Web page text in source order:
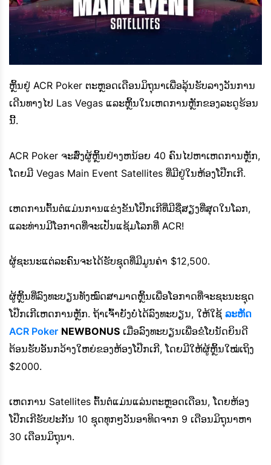
ຫຼິ້ນຢູ່ ACR Poker ຕະຫຼອດເດືອນມິຖຸນາເພື່ອລຸ້ນຮັບລາງວັນການ
ເດີນທາງໄປ Las Vegas ແລະຫຼິ້ນໃນເຫດການຫຼັກຂອງລະດູຮ້ອນ
ນີ້.
ACR Poker ຈະສົ່ງຜູ້ຫຼິ້ນຢ່າງຫນ້ອຍ 40 ຄົນໄປຫາເຫດການຫຼັກ,
ໂດຍມີ Vegas Main Event Satellites ທີ່ມີຢູ່ໃນຫ້ອງໂປ໊ກເກີ.
ເຫດການຕົ້ນຕໍແມ່ນການແຂ່ງຂັນໂປ໊ກເກີທີ່ມີຊື່ສຽງທີ່ສຸດໃນໂລກ,
ແລະທ່ານມີໂອກາດທີ່ຈະເປັນແຊ້ມໂລກທີ່ ACR!
ຜູ້ຊະນະແຕ່ລະຄົນຈະໄດ້ຮັບຊຸດທີ່ມີມູນຄ່າ $12,500.
ຜູ້ຫຼິ້ນທີ່ລົງທະບຽນທັງໝົດສາມາດຫຼິ້ນເພື່ອໂອກາດທີ່ຈະຊະນະຊຸດ
ໂປ໊ກເກີເຫດການຫຼັກ. ຖ້າເຈົ້າຍັງບໍ່ໄດ້ລົງທະບຽນ, ໃຫ້ໃຊ້ ລະຫັດ
ACR Poker NEWBONUS ເມື່ອລົງທະບຽນເພື່ອຂໍໂບນັດຍິນດີ
ຕ້ອນຮັບອັນກວ້າງໃຫຍ່ຂອງຫ້ອງໂປ໊ກເກີ, ໂດຍມີໃຫ້ຜູ້ຫຼິ້ນໃໝ່ເຖິງ
$2000.
ເຫດການ Satellites ຕົ້ນຕໍແມ່ນແລ່ນຕະຫຼອດເດືອນ, ໂດຍຫ້ອງ
ໂປ໊ກເກີຮັບປະກັນ 10 ຊຸດທຸກໆວັນອາທິດຈາກ 9 ເດືອນມິຖຸນາຫາ
30 ເດືອນມິຖຸນາ.